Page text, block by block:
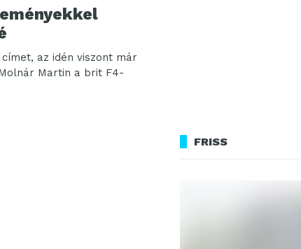
az idén viszont már
Martin a brit F4-
FRISS